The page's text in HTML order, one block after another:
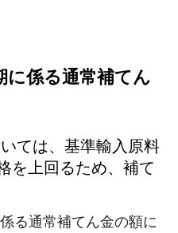
に係る通常補てん
ては、基準輸入原料
を上回るため、補て
る通常補てん金の額に